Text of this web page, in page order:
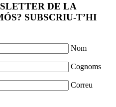
DE LA
SUBSCRIU-T’HI
Nom
Cognoms
Correu